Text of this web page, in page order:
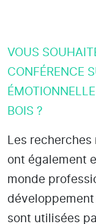
VOUS
CONFÉRENCE
BOIS ?
Les
ont également
monde
développement
sont utilisées